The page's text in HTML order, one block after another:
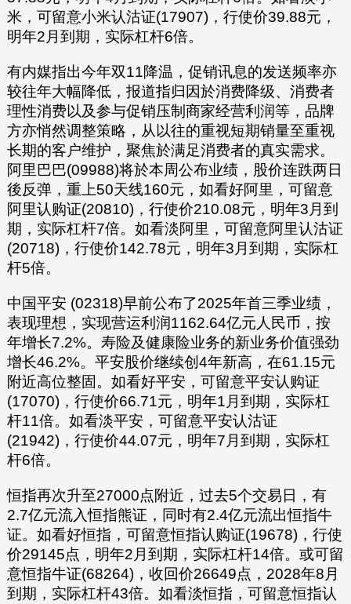
米，可留意小米认沽证(17907)，行使价39.88元，
明年2月到期，实际杠杆6倍。
有内媒指出今年双11降温，促销讯息的发送频率亦
较往年大幅降低，报道指归因於消费降级、消费者
理性消费以及参与促销压制商家经营利润等，品牌
方亦悄然调整策略，从以往的重视短期销量至重视
长期的客户维护，聚焦於满足消费者的真实需求。
阿里巴巴(09988)将於本周公布业绩，股价连跌两日
後反弹，重上50天线160元，如看好阿里，可留意
阿里认购证(20810)，行使价210.08元，明年3月到
期，实际杠杆7倍。如看淡阿里，可留意阿里认沽证
(20718)，行使价142.78元，明年3月到期，实际杠
杆5倍。
中国平安 (02318)早前公布了2025年首三季业绩，
表现理想，实现营运利润1162.64亿元人民币，按
年增长7.2%。寿险及健康险业务的新业务价值强劲
增长46.2%。平安股价继续创4年新高，在61.15元
附近高位整固。如看好平安，可留意平安认购证
(17070)，行使价66.71元，明年1月到期，实际杠
杆11倍。如看淡平安，可留意平安认沽证
(21942)，行使价44.07元，明年7月到期，实际杠
杆6倍。
恒指再次升至27000点附近，过去5个交易日，有
2.7亿元流入恒指熊证，同时有2.4亿元流出恒指牛
证。如看好恒指，可留意恒指认购证(19678)，行使
价29145点，明年2月到期，实际杠杆14倍。或可留
意恒指牛证(68264)，收回价26649点，2028年8月
到期，实际杠杆43倍。如看淡恒指，可留意恒指认